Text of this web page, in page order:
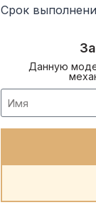
Срок
Данную